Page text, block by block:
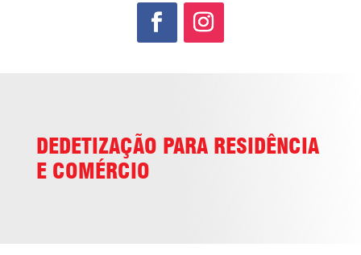
DEDETIZAÇÃO PARA RESIDÊNCIA
E COMÉRCIO